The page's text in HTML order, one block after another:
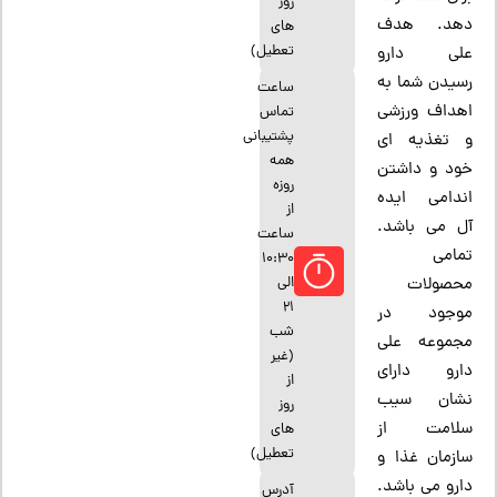
دهد. هدف
علی دارو
رسیدن شما به
اهداف ورزشی
و تغذیه ای
خود و داشتن
اندامی ایده
آل می باشد.
تمامی
محصولات
موجود در
مجموعه علی
دارو دارای
نشان سیب
سلامت از
سازمان غذا و
دارو می باشد.
های
تعطیل)
ساعت
تماس
پشتیبانی
همه
روزه
از
ساعت
10:30
الی
21
شب
(غیر
از
روز
های
تعطیل)
آدرس